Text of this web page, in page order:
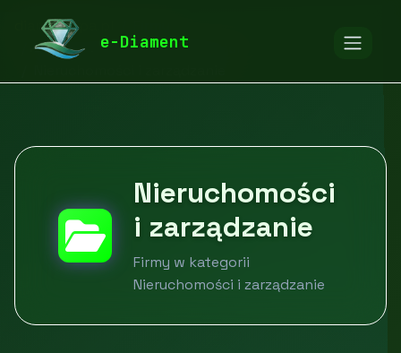
e-Diament
diamentspa.pl
Budownictwo i nieruchomości
Nieruchomości
i zarządzanie
Firmy w kategorii
Nieruchomości i zarządzanie